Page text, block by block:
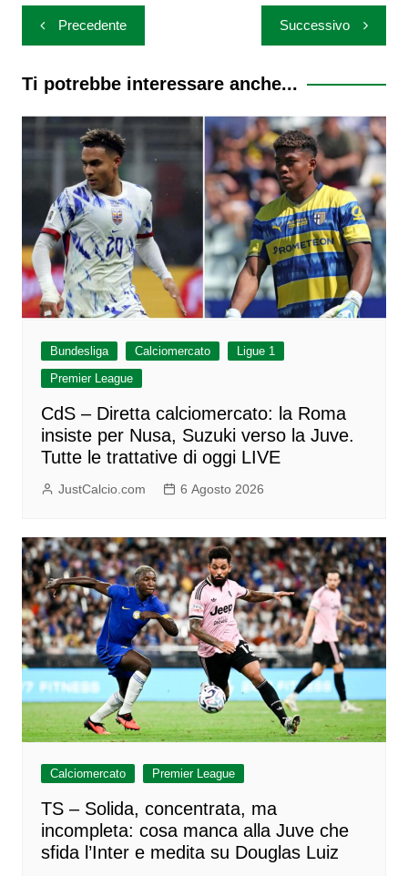
Navigazione
articoli
Precedente Successivo
Ti potrebbe interessare anche...
Bundesliga Calciomercato
Ligue 1
Premier League
CdS – Diretta calciomercato: la Roma
insiste per Nusa, Suzuki verso la Juve.
Tutte le trattative di oggi LIVE
JustCalcio.com 6 Agosto 2026
Calciomercato Premier League
TS – Solida, concentrata, ma
incompleta: cosa manca alla Juve che
sfida l’Inter e medita su Douglas Luiz